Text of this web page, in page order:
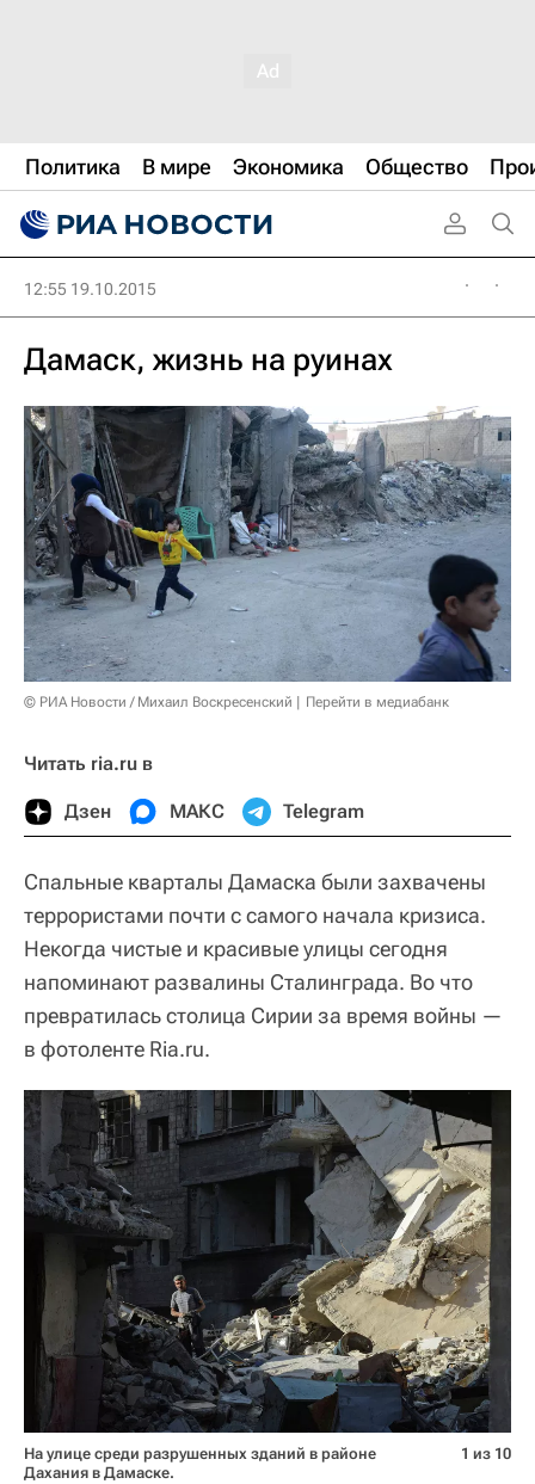
Политика В мире Экономика Общество
12:55 19.10.2015
Дамаск, жизнь на руинах
© РИА Новости / Михаил Воскресенский Перейти в медиабанк
Читать ria.ru в
Дзен МАКС Telegram
Спальные кварталы Дамаска были захвачены
террористами почти с самого начала кризиса.
Некогда чистые и красивые улицы сегодня
напоминают развалины Сталинграда. Во что
превратилась столица Сирии за время войны —
в фотоленте Ria.ru.
На улице среди разрушенных зданий в районе
Дахания в Дамаске.
1 из 10